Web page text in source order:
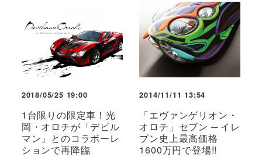
2018/05/25 19:00
1台限りの限定車！光
岡・オロチが「デビル
マン」とのコラボーレ
ションで再降臨
2014/11/11 13:54
「エヴァンゲリオン・
オロチ」セブン ─ イレ
ブン史上最高価格
1600万円で登場!!